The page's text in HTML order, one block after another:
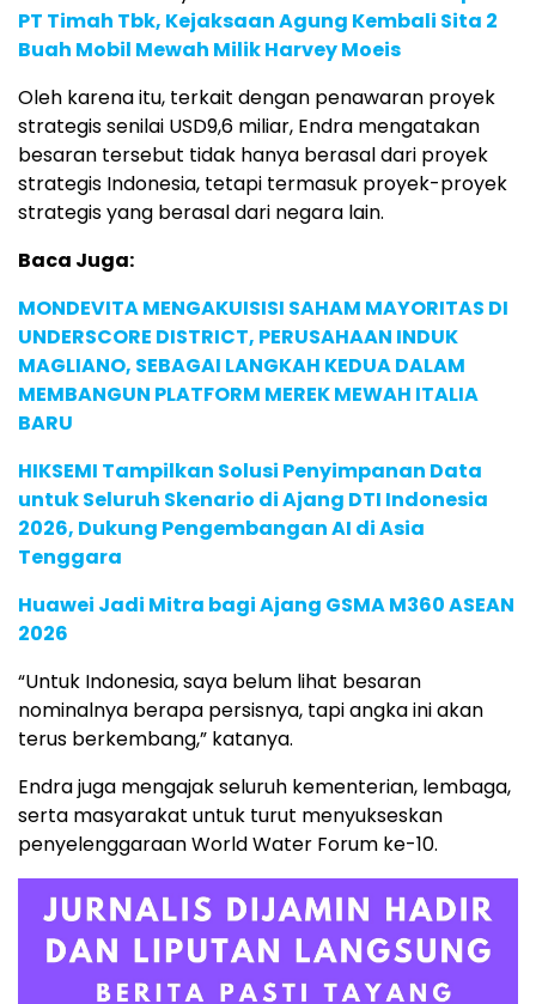
PT Timah Tbk, Kejaksaan Agung Kembali Sita 2
Buah Mobil Mewah Milik Harvey Moeis
Oleh karena itu, terkait dengan penawaran proyek
strategis senilai USD9,6 miliar, Endra mengatakan
besaran tersebut tidak hanya berasal dari proyek
strategis Indonesia, tetapi termasuk proyek-proyek
strategis yang berasal dari negara lain.
Baca Juga:
MONDEVITA MENGAKUISISI SAHAM MAYORITAS DI
UNDERSCORE DISTRICT, PERUSAHAAN INDUK
MAGLIANO, SEBAGAI LANGKAH KEDUA DALAM
MEMBANGUN PLATFORM MEREK MEWAH ITALIA
BARU
HIKSEMI Tampilkan Solusi Penyimpanan Data
untuk Seluruh Skenario di Ajang DTI Indonesia
2026, Dukung Pengembangan AI di Asia
Tenggara
Huawei Jadi Mitra bagi Ajang GSMA M360 ASEAN
2026
“Untuk Indonesia, saya belum lihat besaran
nominalnya berapa persisnya, tapi angka ini akan
terus berkembang,” katanya.
Endra juga mengajak seluruh kementerian, lembaga,
serta masyarakat untuk turut menyukseskan
penyelenggaraan World Water Forum ke-10.